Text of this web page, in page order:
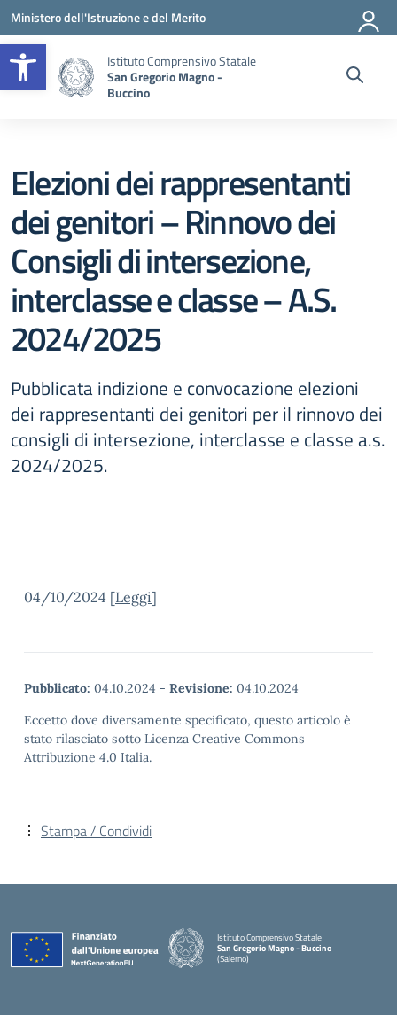
Apri la barra degli strumenti
Vai ai contenuti
Vai al menu di navigazione
Vai al footer
Ministero dell'Istruzione e del Merito
Istituto Comprensivo Statale
San Gregorio Magno -
Buccino
Elezioni dei rappresentanti
dei genitori – Rinnovo dei
Consigli di intersezione,
interclasse e classe – A.S.
2024/2025
Pubblicata indizione e convocazione elezioni
dei rappresentanti dei genitori per il rinnovo dei
consigli di intersezione, interclasse e classe a.s.
2024/2025.
04/10/2024 [Leggi]
Pubblicato: 04.10.2024 - Revisione: 04.10.2024
Eccetto dove diversamente specificato, questo articolo è
stato rilasciato sotto Licenza Creative Commons
Attribuzione 4.0 Italia.
Stampa / Condividi
Istituto Comprensivo Statale
San Gregorio Magno - Buccino
(Salerno)